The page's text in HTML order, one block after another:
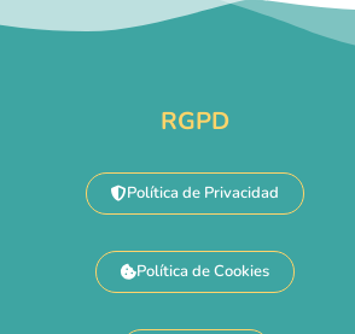
RGPD
Política de Privacidad
Política de Cookies